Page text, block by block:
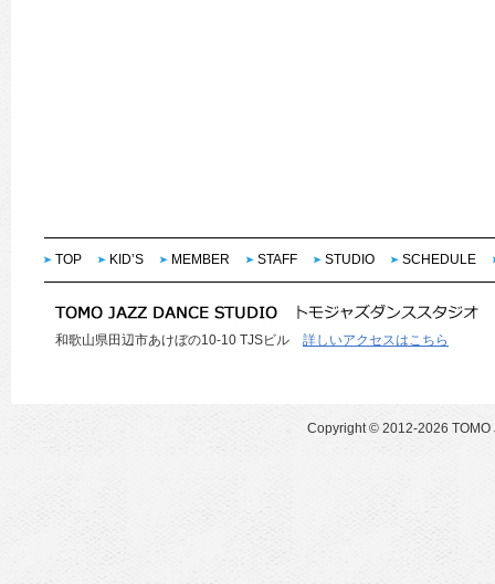
TOP KID’S MEMBER STAFF STUDIO SCHEDULE
和歌山県田辺市あけぼの10-10 TJSビル 詳しいアクセスはこちら
Copyright © 2012-2026 TOMO